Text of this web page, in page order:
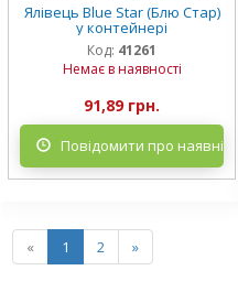
Ялівець Blue Star (Блю Стар)
у контейнері
Код: 41261
Немає в наявності
91,89 грн.
Повідомити про наявність
« 1 2 »